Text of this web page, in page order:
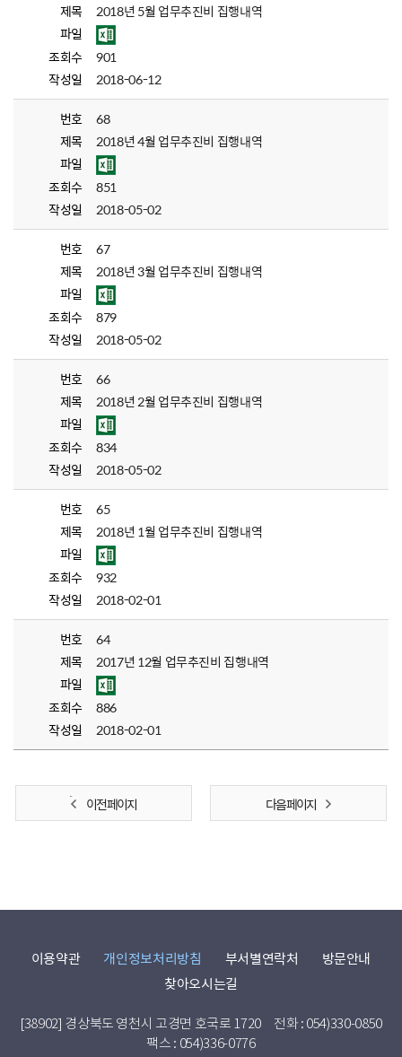
제목
2018년 5월 업무추진비 집행내역
파일
조회수
901
작성일
2018-06-12
번호
68
제목
2018년 4월 업무추진비 집행내역
파일
조회수
851
작성일
2018-05-02
번호
67
제목
2018년 3월 업무추진비 집행내역
파일
조회수
879
작성일
2018-05-02
번호
66
제목
2018년 2월 업무추진비 집행내역
파일
조회수
834
작성일
2018-05-02
번호
65
제목
2018년 1월 업무추진비 집행내역
파일
조회수
932
작성일
2018-02-01
번호
64
제목
2017년 12월 업무추진비 집행내역
파일
조회수
886
작성일
2018-02-01
이전 페이지 다음 페이지
이용약관 개인정보처리방침 부서별연락처
방문안내
찾아오시는길
[38902] 경상북도 영천시 고경면 호국로 1720
전화 : 054)330-0850
팩스 : 054)336-0776